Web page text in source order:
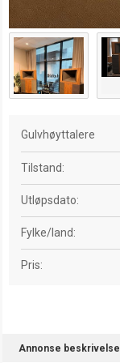
Gulvhøyttalere
Tilstand
Utløpsdato
Fylke/land
Pris
Annonse beskrivelse